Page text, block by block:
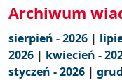
Archiwum
sierpień - 2026 |
2026 | kwiecień -
styczeń - 2026 |